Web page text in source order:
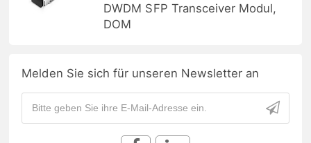
DWDM SFP Transceiver Modul,
DOM
Melden Sie sich für unseren Newsletter an